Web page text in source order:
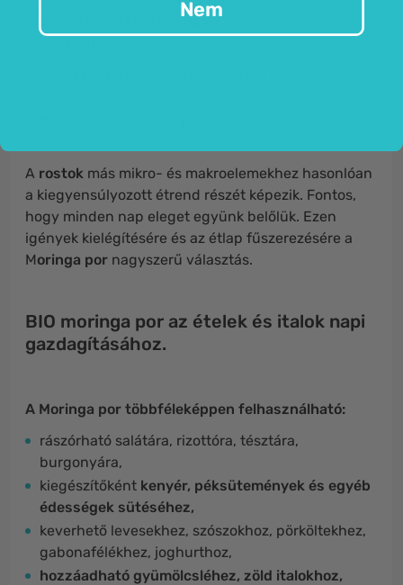
moringa levelekből nyerik az ökológiai termelés
A rostok más mikro- és makroelemekhez hasonlóan
a kiegyensúlyozott étrend részét képezik. Fontos,
hogy minden nap eleget együnk belőlük. Ezen
igények kielégítésére és az étlap fűszerezésére a
Moringa por nagyszerű választás.
BIO moringa por az ételek és italok napi
gazdagításához.
A Moringa por többféleképpen felhasználható:
rászórható salátára, rizottóra, tésztára,
burgonyára,
kiegészítőként kenyér, péksütemények és egyéb
édességek sütéséhez,
keverhető levesekhez, szószokhoz, pörköltekhez,
gabonafélékhez, joghurthoz,
hozzáadható gyümölcsléhez, zöld italokhoz,
Nem